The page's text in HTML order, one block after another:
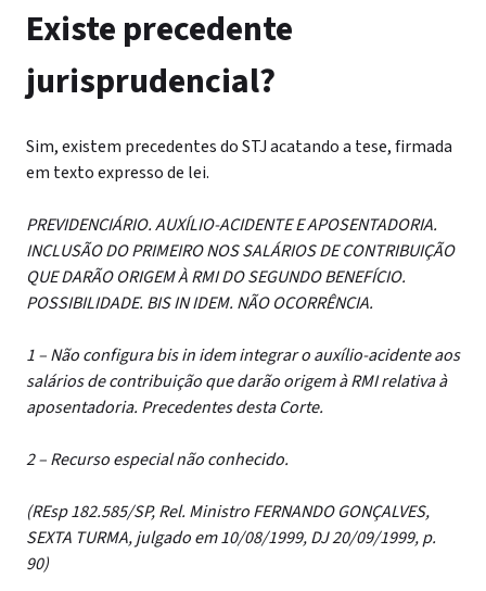
Existe precedente
jurisprudencial?
Sim, existem precedentes do STJ acatando a tese, firmada
em texto expresso de lei.
PREVIDENCIÁRIO. AUXÍLIO-ACIDENTE E APOSENTADORIA.
INCLUSÃO DO PRIMEIRO NOS SALÁRIOS DE CONTRIBUIÇÃO
QUE DARÃO ORIGEM À RMI DO SEGUNDO BENEFÍCIO.
POSSIBILIDADE. BIS IN IDEM. NÃO OCORRÊNCIA.
1 – Não configura bis in idem integrar o auxílio-acidente aos
salários de contribuição que darão origem à RMI relativa à
aposentadoria. Precedentes desta Corte.
2 – Recurso especial não conhecido.
(REsp 182.585/SP, Rel. Ministro FERNANDO GONÇALVES,
SEXTA TURMA, julgado em 10/08/1999, DJ 20/09/1999, p.
90)